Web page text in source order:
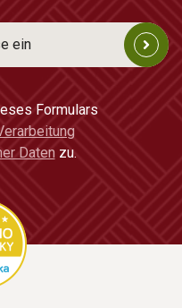
Formulars
Daten zu.